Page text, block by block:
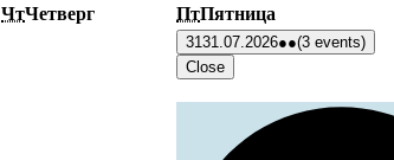
ЧтЧетверг ПтПятница
3131.07.2026●●(3 events)
Close